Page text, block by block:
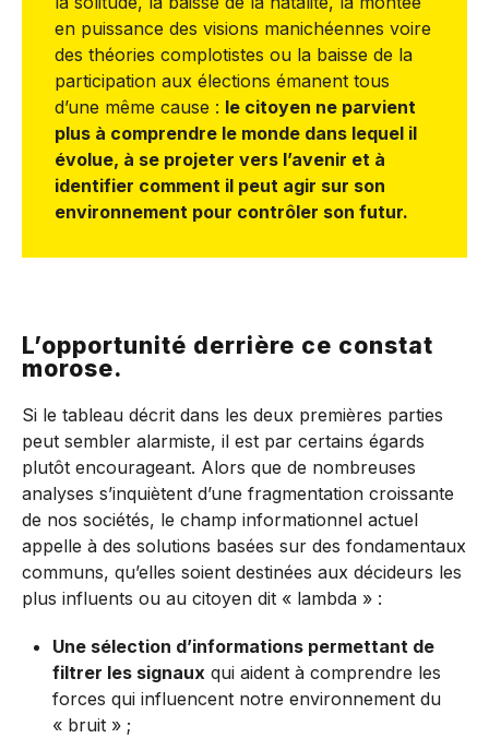
en puissance des visions manichéennes voire
des théories complotistes ou la baisse de la
participation aux élections émanent tous
d’une même cause : le citoyen ne parvient
plus à comprendre le monde dans lequel il
évolue, à se projeter vers l’avenir et à
identifier comment il peut agir sur son
environnement pour contrôler son futur.
L’opportunité derrière ce constat
morose.
Si le tableau décrit dans les deux premières parties
peut sembler alarmiste, il est par certains égards
plutôt encourageant. Alors que de nombreuses
analyses s’inquiètent d’une fragmentation croissante
de nos sociétés, le champ informationnel actuel
appelle à des solutions basées sur des fondamentaux
communs, qu’elles soient destinées aux décideurs les
plus influents ou au citoyen dit « lambda » :
Une sélection d’informations permettant de
filtrer les signaux qui aident à comprendre les
forces qui influencent notre environnement du
« bruit » ;